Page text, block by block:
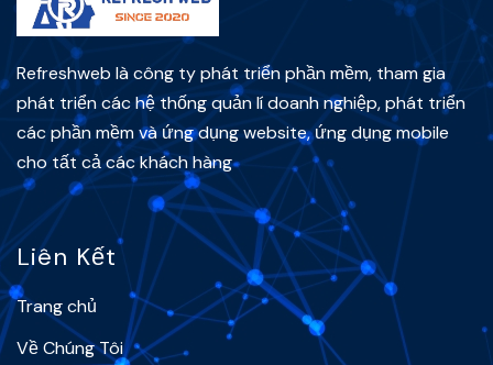
Refreshweb là công ty phát triển phần mềm, tham gia
phát triển các hệ thống quản lí doanh nghiệp, phát triển
các phần mềm và ứng dụng website, ứng dụng mobile
cho tất cả các khách hàng
Liên Kết
Trang chủ
Về Chúng Tôi